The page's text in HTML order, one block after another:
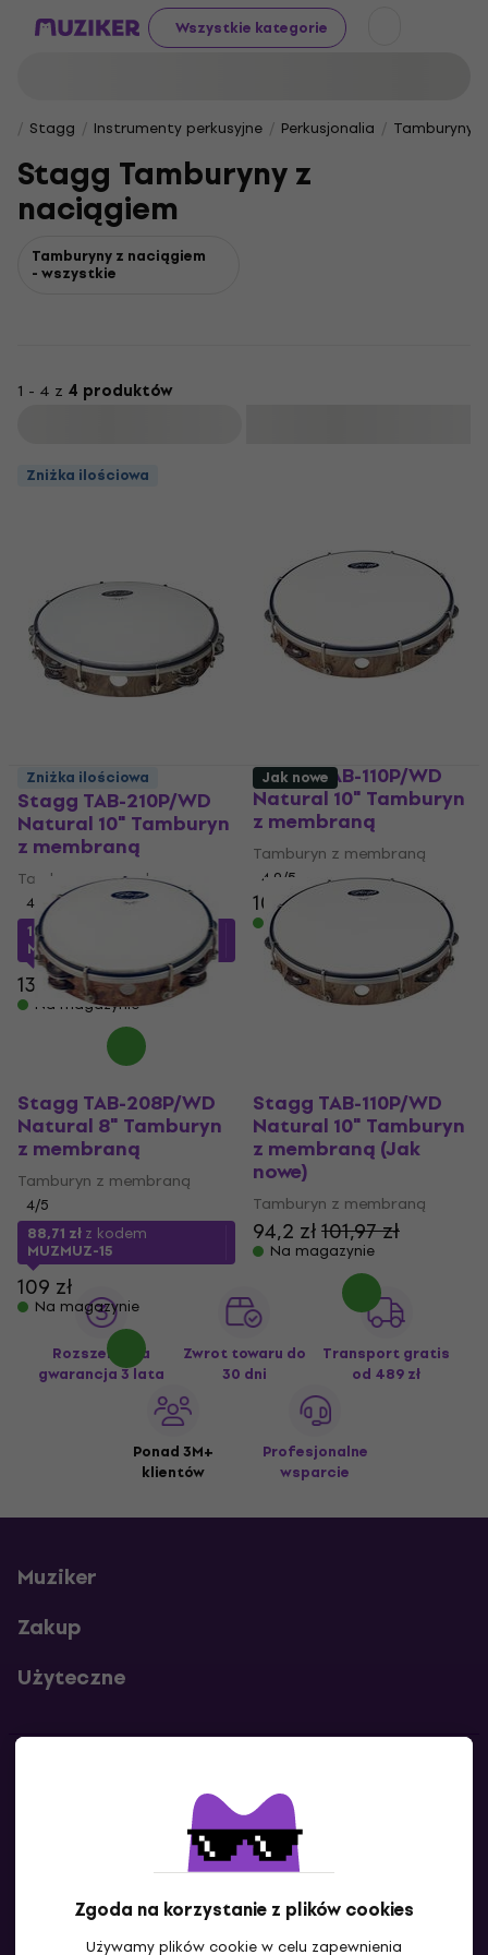
Wszystkie kategorie
Zgoda na korzystanie z plików cookies
Używamy plików cookie w celu zapewnienia
Stagg Instrumenty perkusyjne Perkusjonalia Tamburyny
Stagg Tamburyny z
naciągiem
Tamburyny z naciągiem
- wszystkie
1 - 4 z 4 produktów
Zniżka ilościowa
Stagg TAB-210P/WD
Natural 10" Tamburyn
z membraną
Tamburyn z membraną
4,5/5
109,3 zł
MUZMUZ-20
139 zł
Na magazynie
Stagg TAB-110P/WD
Natural 10" Tamburyn
z membraną
Tamburyn z membraną
4,9/5
103 zł
Na magazynie
Zniżka ilościowa
Stagg TAB-208P/WD
Natural 8" Tamburyn
z membraną
Tamburyn z membraną
4/5
88,71 złz kodem
MUZMUZ-15
109 zł
Na magazynie
Jak nowe
Stagg TAB-110P/WD
Natural 10" Tamburyn
z membraną (Jak
nowe)
Tamburyn z membraną
94,2 zł101,97 zł
Na magazynie
Rozszerzona
gwarancja 3 lata
Zwrot towaru do
30 dni
Transport gratis
od 489 zł
Ponad 3M+
klientów
Profesjonalne
wsparcie
Muziker
Zakup
Użyteczne
Skontaktuj się z nami